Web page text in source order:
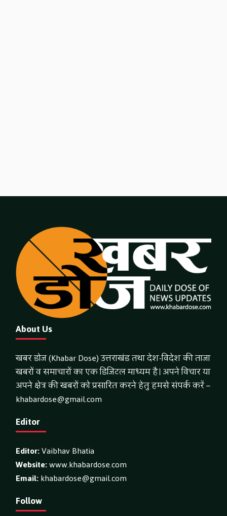
About Us
खबर डोज (Khabar Dose) उत्तराखंड तथा देश-विदेश की ताजा
खबरों व समाचारों का एक डिजिटल माध्यम है। अपने विचार या
अपने क्षेत्र की खबरों को प्रसारित करने हेतु हमसे संपर्क करें –
khabardose@gmail.com
Editor
Editor:Vaibhav Bhatia
Website:www.khabardose.com
Email:khabardose@gmail.com
Follow